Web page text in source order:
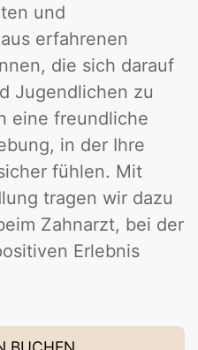
und
erfahrenen
die sich darauf
Jugendlichen zu
eine freundliche
in der Ihre
fühlen. Mit
tragen wir dazu
Zahnarzt, bei der
Erlebnis